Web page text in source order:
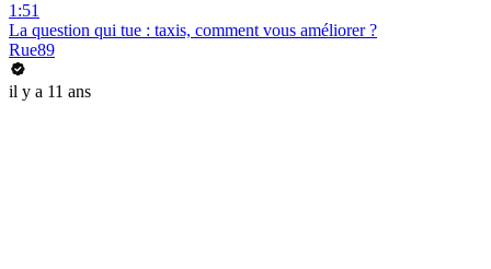
1:51
La question qui tue : taxis, comment vous améliorer ?
Rue89
il y a 11 ans